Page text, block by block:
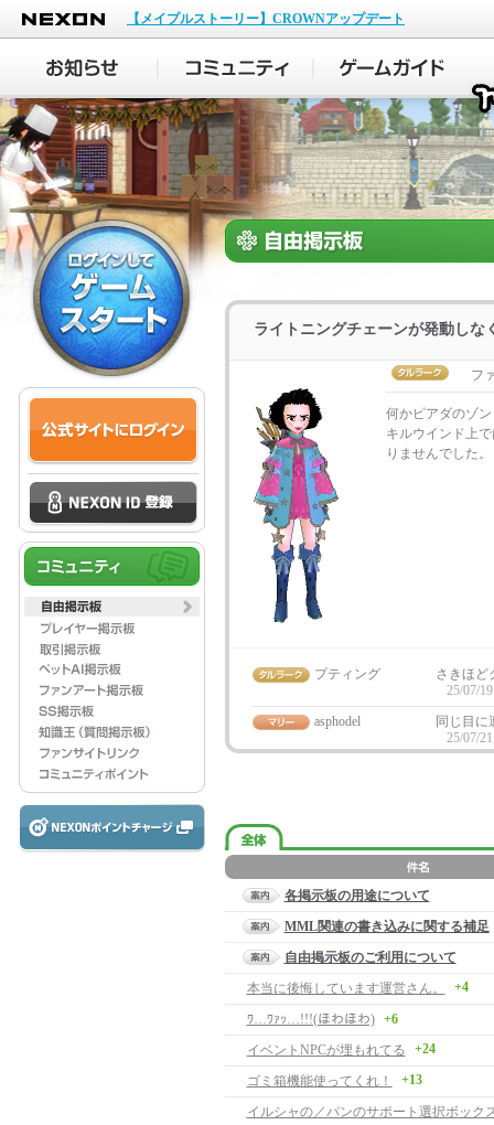
NEXON
【メイプルストーリー】CROWNアップデート
ライトニングチェーンが発動しな
フ
何かピアダのゾ
キルウインド上
りませんでした。
プティング
さきほど
25/07/
asphodel
同じ目に
25/07/
各掲示板の用途について
MML関連の書き込みに関する補足
自由掲示板のご利用について
本当に後悔しています運営さん。
+4
ﾜ…ﾜｧｯ…!!!(ほわほわ)
+6
イベントNPCが埋もれてる
+24
ゴミ箱機能使ってくれ！ +13
イルシャの／パンのサポート選択ボック